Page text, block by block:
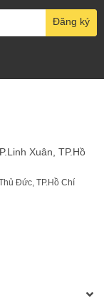
Đăng ký
Xuân, TP.Hồ
Đức, TP.Hồ Chí